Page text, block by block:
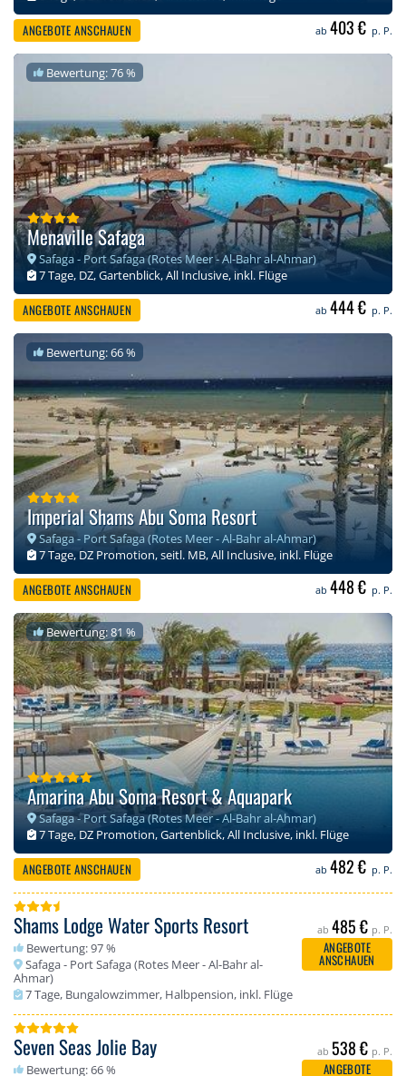
ANGEBOTE ANSCHAUEN ab 403 € p. P.
Bewertung: 76 %
Menaville Safaga
Safaga - Port Safaga (Rotes Meer - Al-Bahr al-Ahmar)
7 Tage, DZ, Gartenblick, All Inclusive, inkl. Flüge
ANGEBOTE ANSCHAUEN ab 444 € p. P.
Bewertung: 66 %
Imperial Shams Abu Soma Resort
Safaga - Port Safaga (Rotes Meer - Al-Bahr al-Ahmar)
7 Tage, DZ Promotion, seitl. MB, All Inclusive, inkl. Flüge
ANGEBOTE ANSCHAUEN ab 448 € p. P.
Bewertung: 81 %
Amarina Abu Soma Resort & Aquapark
Safaga - Port Safaga (Rotes Meer - Al-Bahr al-Ahmar)
7 Tage, DZ Promotion, Gartenblick, All Inclusive, inkl. Flüge
ANGEBOTE ANSCHAUEN ab 482 € p. P.
Shams Lodge Water Sports Resort
Bewertung: 97 %
Safaga - Port Safaga (Rotes Meer - Al-Bahr al-
Ahmar)
7 Tage, Bungalowzimmer, Halbpension, inkl. Flüge
ab 485 € p. P.
ANGEBOTE
ANSCHAUEN
Seven Seas Jolie Bay
Bewertung: 66 %
ab 538 € p. P.
ANGEBOTE